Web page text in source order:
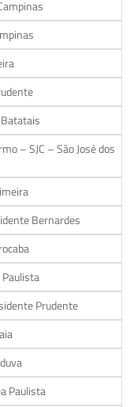
– SJC – São José dos
Bernardes
Paulista
Prudente
Paulista